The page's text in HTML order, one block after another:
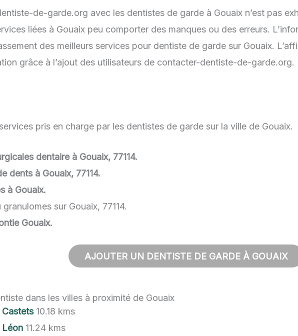
de-garde.org avec les dentistes de garde à Gouaix n’est pas
liées à Gouaix peu comporter des manques ou des erreurs.
des meilleurs services pour dentiste de garde sur Gouaix.
grâce à l’ajout des utilisateurs de contacter-dentiste-de-garde.org.
pris en charge par les dentistes de garde sur la ville de Gouaix.
dentaire à Gouaix, 77114.
dents à Gouaix, 77114.
à Gouaix.
sur Gouaix, 77114.
Gouaix.
AJOUTER UN DENTISTE DE GARDE À GOUAIX
dans les villes à proximité de Gouaix
Castets10.18 kms
Léon 11.24 kms